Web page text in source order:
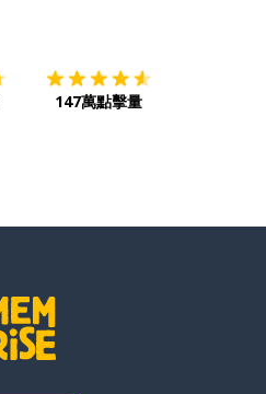
147萬點擊量